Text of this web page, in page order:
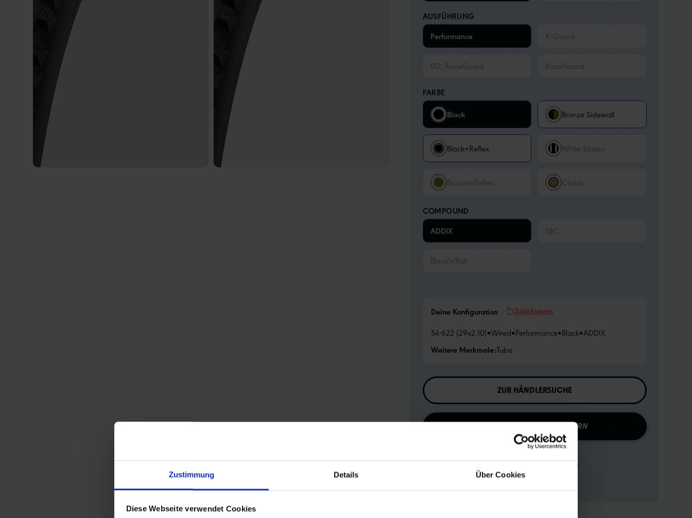
Zustimmung Details Über Cookies
Diese Webseite verwendet Cookies
AUSFÜHRUNG
Performance
K-Guard
DD, RaceGuard RaceGuard
FARBE
Black
Bronze Sidewall
Black+Reflex White Stripes
Bronze+Reflex Classic
COMPOUND
ADDIX
SBC
Black'n'Roll
Deine Konfiguration Zurücksetzen
54-622 (29x2.10)•Wired•Performance•Black•ADDIX
Weitere Merkmale:Tube
ZUR HÄNDLERSUCHE
KONFIGURATION SPEICHERN
Zu den technischen Details
Zur Produktübersicht